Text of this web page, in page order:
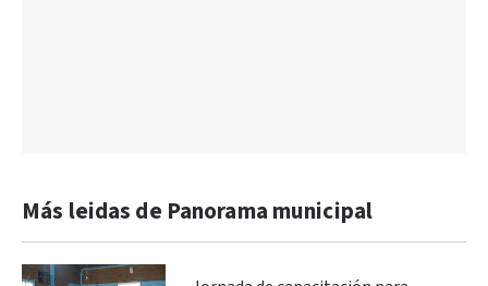
Más leidas de Panorama municipal